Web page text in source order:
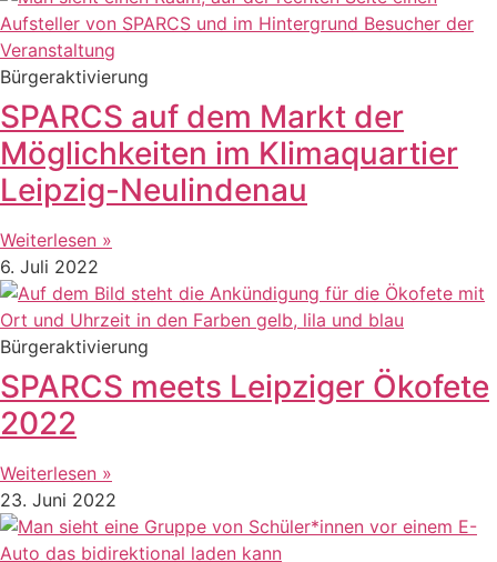
Bürgeraktivierung
SPARCS auf dem Markt der
Möglichkeiten im Klimaquartier
Leipzig-Neulindenau
Weiterlesen »
6. Juli 2022
Bürgeraktivierung
SPARCS meets Leipziger Ökofete
2022
Weiterlesen »
23. Juni 2022